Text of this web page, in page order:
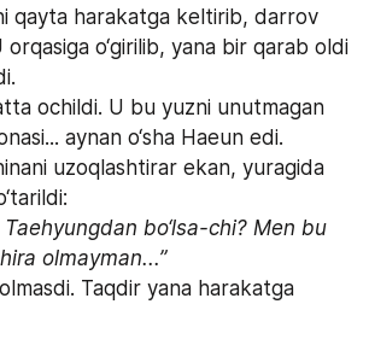
qayta harakatga keltirib, darrov
o‘girilib, yana bir qarab oldi
ochildi. U bu yuzni unutmagan
aynan o‘sha Haeun edi.
uzoqlashtirar ekan, yuragida
Taehyungdan bo‘lsa-chi? Men bu
olmayman...”
Taqdir yana harakatga